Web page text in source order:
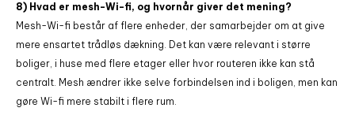
8) Hvad er mesh-Wi-fi, og hvornår giver det mening?
Mesh-Wi-fi består af flere enheder, der samarbejder om at give
mere ensartet trådløs dækning. Det kan være relevant i større
boliger, i huse med flere etager eller hvor routeren ikke kan stå
centralt. Mesh ændrer ikke selve forbindelsen ind i boligen, men kan
gøre Wi-fi mere stabilt i flere rum.